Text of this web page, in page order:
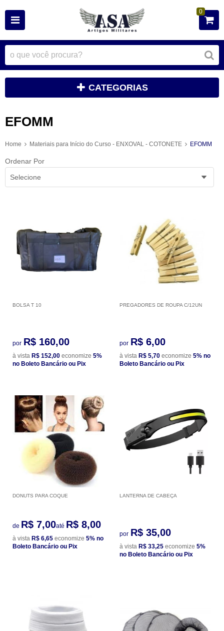
0
CATEGORIAS
EFOMM
Home Materiais para Início do Curso - ENXOVAL - COTONETE EFOMM
Ordenar Por
Selecione
BOLSA T 10
por R$ 160,00
à vista R$ 152,00 economize 5%
no Boleto Bancário ou Pix
PREGADORES DE ROUPA C/12UN
por R$ 6,00
à vista R$ 5,70 economize 5% no
Boleto Bancário ou Pix
DONUTS PARA COQUE
de R$ 7,00até R$ 8,00
à vista R$ 6,65 economize 5% no
Boleto Bancário ou Pix
LANTERNA DE CABEÇA
por R$ 35,00
à vista R$ 33,25 economize 5%
no Boleto Bancário ou Pix